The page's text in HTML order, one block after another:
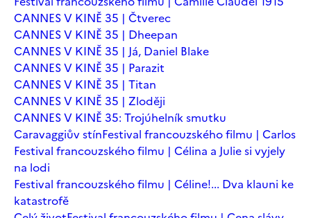
CANNES V KINĚ 35 | Čtverec
CANNES V KINĚ 35 | Dheepan
CANNES V KINĚ 35 | Já, Daniel Blake
CANNES V KINĚ 35 | Parazit
CANNES V KINĚ 35 | Titan
CANNES V KINĚ 35 | Zloději
CANNES V KINĚ 35: Trojúhelník smutku
Caravaggiův stínFestival francouzského filmu | Carlos
Festival francouzského filmu | Célina a Julie si vyjely
na lodi
Festival francouzského filmu | Céline!... Dva klauni ke
katastrofě